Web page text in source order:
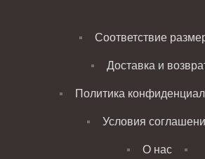
Соответствие
Доставка и
Политика
Условия
О нас